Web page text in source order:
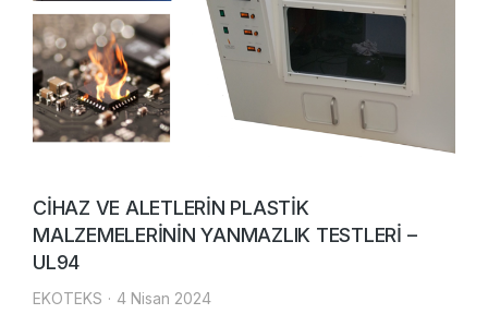
CİHAZ VE ALETLERİN PLASTİK
MALZEMELERİNİN YANMAZLIK TESTLERİ –
UL94
EKOTEKS 4 Nisan 2024